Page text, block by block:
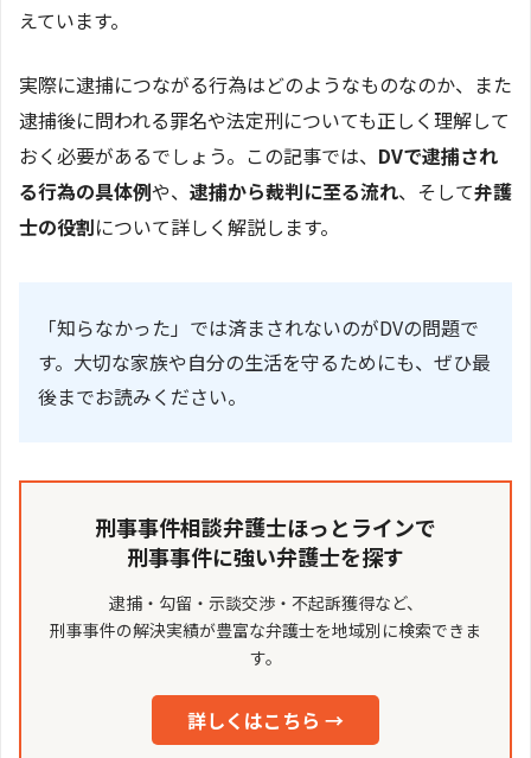
えています。
実際に逮捕につながる行為はどのようなものなのか、また
逮捕後に問われる罪名や法定刑についても正しく理解して
おく必要があるでしょう。この記事では、 DVで逮捕され
る行為の具体例や、 逮捕から裁判に至る流れ、そして弁護
士の役割について詳しく解説します。
「知らなかった」では済まされないのがDVの問題で
す。大切な家族や自分の生活を守るためにも、ぜひ最
後までお読みください。
刑事事件相談弁護士ほっとラインで
刑事事件に強い弁護士を探す
逮捕・勾留・示談交渉・不起訴獲得など、
刑事事件の解決実績が豊富な弁護士を地域別に検索できま
す。
詳しくはこちら →